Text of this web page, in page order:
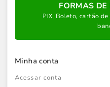
FORMAS
PIX, Boleto, cartão
Minha conta
Acessar conta